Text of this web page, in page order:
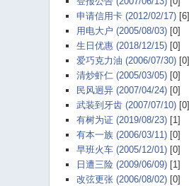
申请信用卡 (2012/02/17)[6]
用电大户 (2005/08/03)[0]
生日优惠 (2018/12/15)[0]
爱巧克力油 (2006/07/30)[0]
清炒虾仁 (2005/03/05)[0]
民风迥异 (2007/04/24)[0]
武装到牙齿 (2007/07/10)[0]
有树为证 (2019/08/23)[1]
有本一族 (2006/03/11)[0]
早班火车 (2005/12/01)[0]
日遭三险 (2009/06/09)[1]
改弦更张 (2006/08/02)[0]